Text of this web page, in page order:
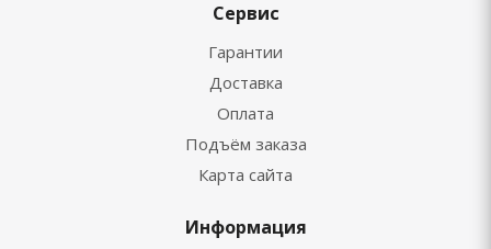
Сервис
Гарантии
Доставка
Оплата
Подъём заказа
Карта сайта
Информация